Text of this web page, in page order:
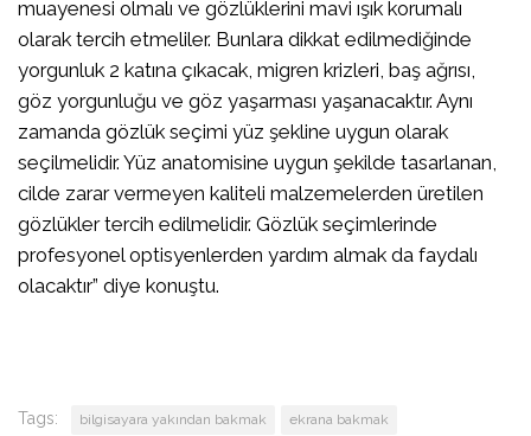
muayenesi olmalı ve gözlüklerini mavi ışık korumalı
olarak tercih etmeliler. Bunlara dikkat edilmediğinde
yorgunluk 2 katına çıkacak, migren krizleri, baş ağrısı,
göz yorgunluğu ve göz yaşarması yaşanacaktır. Aynı
zamanda gözlük seçimi yüz şekline uygun olarak
seçilmelidir. Yüz anatomisine uygun şekilde tasarlanan,
cilde zarar vermeyen kaliteli malzemelerden üretilen
gözlükler tercih edilmelidir. Gözlük seçimlerinde
profesyonel optisyenlerden yardım almak da faydalı
olacaktır” diye konuştu.
Tags: bilgisayara yakından bakmak ekrana bakmak